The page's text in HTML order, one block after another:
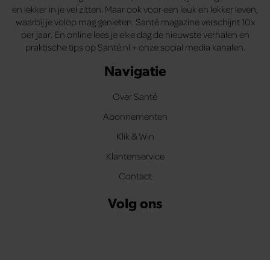
en lekker in je vel zitten. Maar ook voor een leuk en lekker leven,
waarbij je volop mag genieten. Santé magazine verschijnt 10x
per jaar. En online lees je elke dag de nieuwste verhalen en
praktische tips op Santé.nl + onze social media kanalen.
Navigatie
Over Santé
Abonnementen
Klik & Win
Klantenservice
Contact
Volg ons